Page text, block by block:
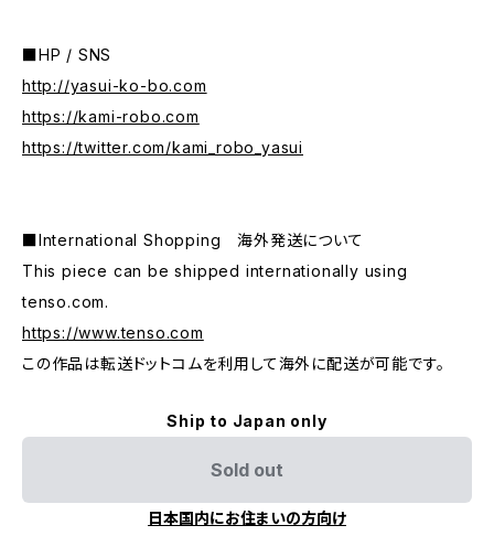
■HP / SNS
http://yasui-ko-bo.com
https://kami-robo.com
https://twitter.com/kami_robo_yasui
■International Shopping 海外発送について
This piece can be shipped internationally using
tenso.com.
https://www.tenso.com
この作品は転送ドットコムを利用して海外に配送が可能です。
Ship to Japan only
Sold out
日本国内にお住まいの方向け